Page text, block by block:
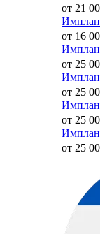
от 21
от 16
от 25
от 25
от 25
от 25